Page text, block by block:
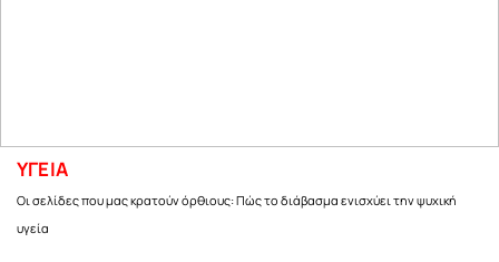
ΥΓΕΙΑ
Οι σελίδες που μας κρατούν όρθιους: Πώς το διάβασμα ενισχύει την ψυχική
υγεία